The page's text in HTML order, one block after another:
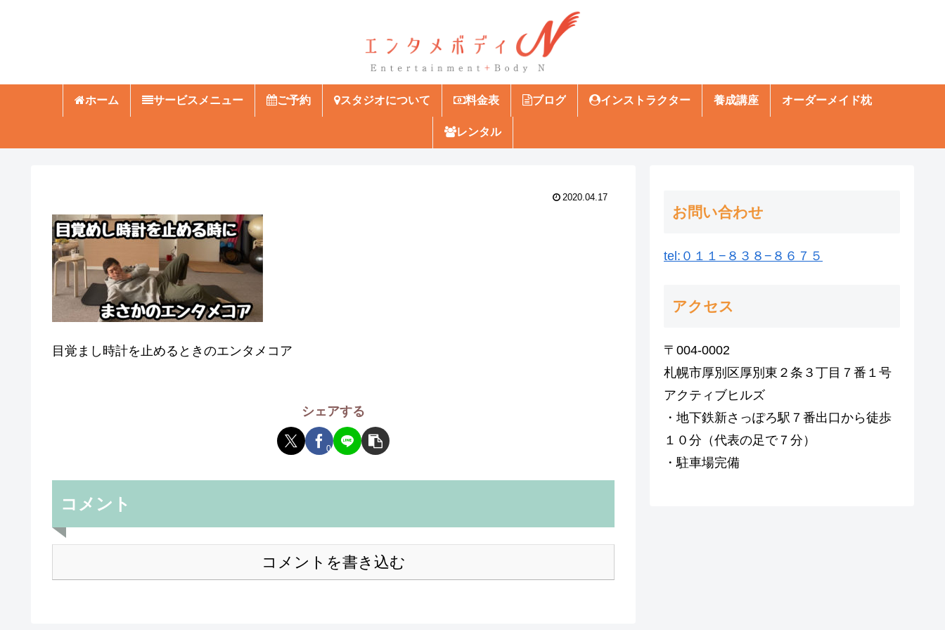
ホーム サービスメニュー ご予約 スタジオについて 料金表 ブログ インストラクター 養成講座 オーダーメイド枕
レンタル
2020.04.17
目覚まし時計を止めるときのエンタメコア
シェアする
0
コメント
コメントを書き込む
お問い合わせ
tel:０１１−８３８−８６７５
アクセス
〒004-0002
札幌市厚別区厚別東２条３丁目７番１号
アクティブヒルズ
・地下鉄新さっぽろ駅７番出口から徒歩
１０分（代表の足で７分）
・駐車場完備